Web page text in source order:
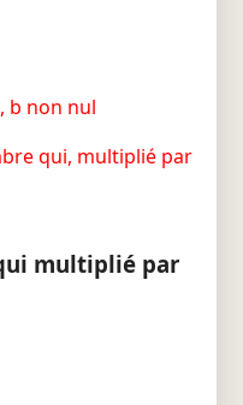
b non nul
qui, multiplié par
multiplié par